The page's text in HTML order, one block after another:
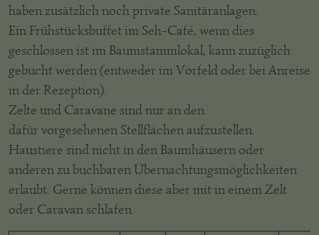
haben zusätzlich noch private Sanitäranlagen.
Ein Frühstücksbuffet im Seh-Café, wenn dies
geschlossen ist im Baumstammlokal, kann zuzüglich
gebucht werden (entweder im Vorfeld oder bei Anreise
in der Rezeption).
Zelte und Caravane sind nur an den
dafür vorgesehenen Stellflächen aufzustellen.
Haustiere sind nicht in den Baumhäusern oder
anderen zu buchbaren Übernachtungsmöglichkeiten
erlaubt. Gerne können diese aber mit in einem Zelt
oder Caravan schlafen.